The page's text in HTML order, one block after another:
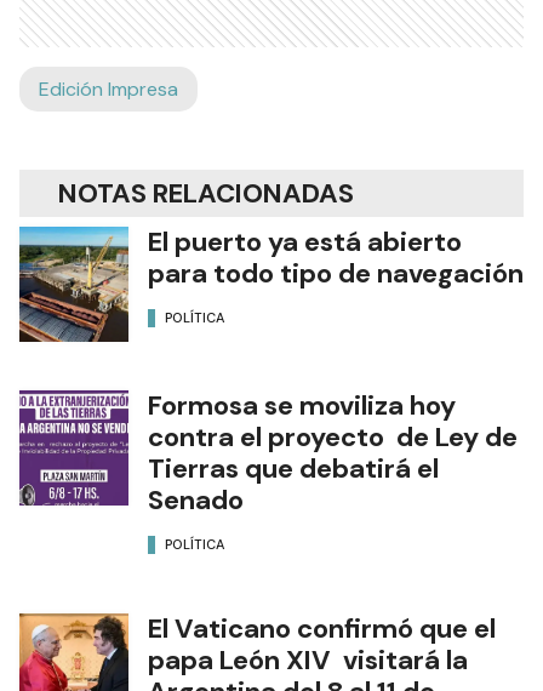
Edición Impresa
NOTAS RELACIONADAS
El puerto ya está abierto
para todo tipo de navegación
POLÍTICA
Formosa se moviliza hoy
contra el proyecto de Ley de
Tierras que debatirá el
Senado
POLÍTICA
El Vaticano confirmó que el
papa León XIV visitará la